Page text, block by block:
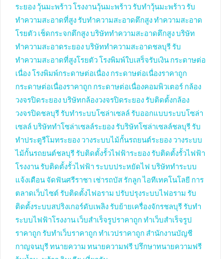
ระยอง วุ้นมะพร้าว โรงงานวุ้นมะพร้าว รับทำวุ้นมะพร้าว รับ
ทำความสะอาดที่สูง รับทำความสะอาดตึกสูงทำความสะอาด
โรยตัว เช็ดกระจกตึกสูงบริษัททำความสะอาดตึกสูงบริษัท
ทำความสะอาดระยองบริษัททำความสะอาดชลบุรี รับ
ทำความสะอาดที่สูงโรยตัว โรงพิมพ์ใบเสร็จรับเงิน กระดาษต่อ
เนื่อง โรงพิมพ์กระดาษต่อเนื่อง กระดาษต่อเนื่องราคาถูก
กระดาษต่อเนื่องราคาถูก กระดาษต่อเนื่องคอมพิวเตอร์ กล้อง
วงจรปิดระยองบริษัทกล้องวงจรปิดระยอง รับติดตั้งกล้อง
วงจรปิดชลบุรี รับทำระบบโซล่าเซลล์ รับออกแบบระบบโซล่า
เซลล์ บริษัททำโซล่าเซลล์ระยอง รับริษัทโซล่าเซลล์ชลบุรี รับ
ทำประตูรีโมทระยอง วางระบบไม้กั้นรถยนต์ระยอง วางระบบ
ไม้กั้นรถยนต์ชลบุรี รับติดตั้งรั้วไฟฟ้าระยอง รับติดตั้งรั้วไฟฟ้า
โรงงาน รับติดตั้งรั้วไฟฟ้า ระบบประหยัดไฟ บริษัททำระบบ
แจ้งเตือน จัดฟันศรีราชา เช่ารถบัส รักลูก ไอทีเทคโนโลยี การ
ตลาดเว็บไซต์ รับติดตั้งไฟอราม ปรับปรุงระบบไฟอราม รับ
ติดตั้งระบบสปริงเกอร์ดับเพลิง รับย้ายเครื่องจักรชลบุรี รับทำ
ระบบไฟฟ้าโรงงาน เว็บสำเร็จรูปราคาถูก ทำเว็บสำเร็จรูป
ราคาถูก รับทำเว็บราคาถูก ทำเวปราคาถูก สำนักงานบัญชี
กาญจนบุรีทนายความ ทนายความฟรีปรึกษาทนายความฟรี